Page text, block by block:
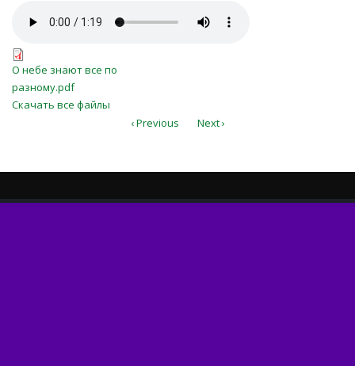
О небе знают все по
разному.mp3
О небе знают все по разному.pdf
О небе знают все по
разному.pdf
Скачать все файлы
‹ Previous
Next ›